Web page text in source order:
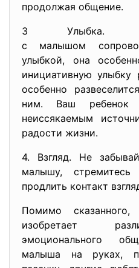
продолжая общение.
3 Улыбка.
с малышом
улыбкой, она
инициативную улыбку
особенно
ним. Ваш ребенок
неиссякаемым
радости жизни.
4. Взгляд. Не
малышу,
продлить контакт
Помимо
изобретает
эмоционального
малыша на руках,